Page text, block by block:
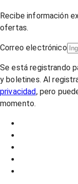
Recibe información
ofertas.
Correo electrónico
Se está registrando
y boletines. Al
privacidad, pero
momento.